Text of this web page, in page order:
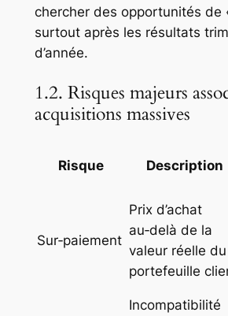
chercher des opportunités de
surtout après les résultats
d’année.
1.2. Risques majeurs
acquisitions massives
Risque Description
Sur‑paiement
Prix d’achat
au‑delà de la
valeur réelle du
portefeuille
Incompatibilité